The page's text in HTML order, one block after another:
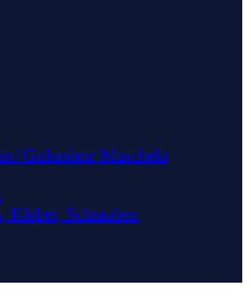
Girlanden/ Muscheln
Kleber, Schrauben